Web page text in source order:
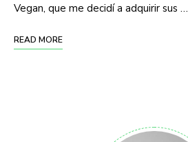
Vegan, que me decidí a adquirir sus …
READ MORE